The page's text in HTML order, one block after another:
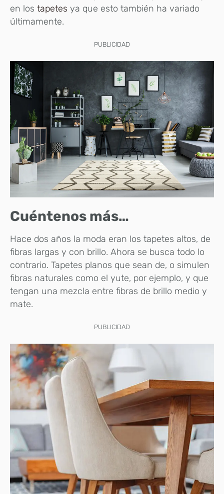
en los tapetes ya que esto también ha variado
últimamente.
PUBLICIDAD
Cuéntenos más…
Hace dos años la moda eran los tapetes altos, de
fibras largas y con brillo. Ahora se busca todo lo
contrario. Tapetes planos que sean de, o simulen
fibras naturales como el yute, por ejemplo, y que
tengan una mezcla entre fibras de brillo medio y
mate.
PUBLICIDAD